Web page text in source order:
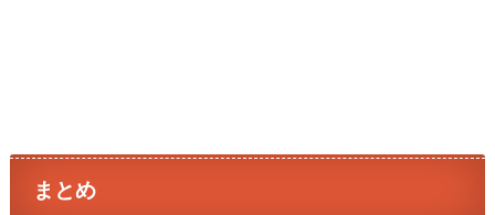
まとめ